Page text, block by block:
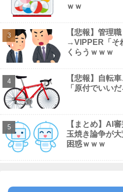
Powered by livedoor 相互RSS
ｗｗ
【悲報】管理
→VIPPER「そ
くらうｗｗｗ
【悲報】自転
「原付でいい
【まとめ】AI
玉焼き論争が
困惑ｗｗｗ